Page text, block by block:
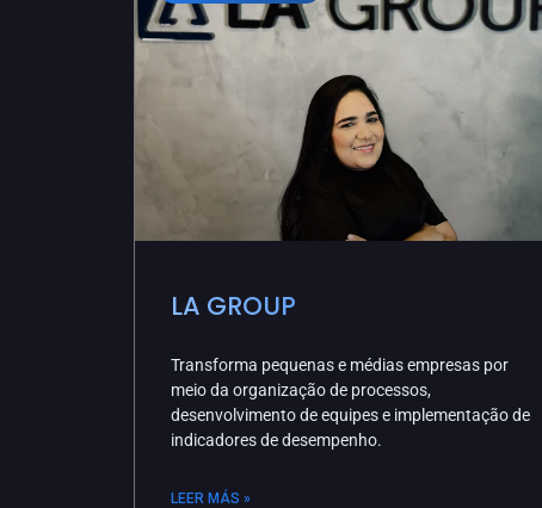
LA GROUP
Transforma pequenas e médias empresas por
meio da organização de processos,
desenvolvimento de equipes e implementação de
indicadores de desempenho.
LEER MÁS »